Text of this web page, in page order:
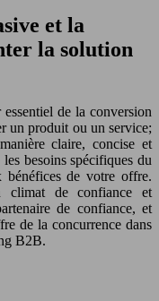
et la
la solution
de la conversion
un produit ou un service;
claire, concise et
besoins spécifiques du
bénéfices de votre offre.
climat de confiance et
de confiance, et
de la concurrence dans
B2B.